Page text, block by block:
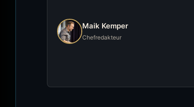
Maik Kemper
Chefredakteur